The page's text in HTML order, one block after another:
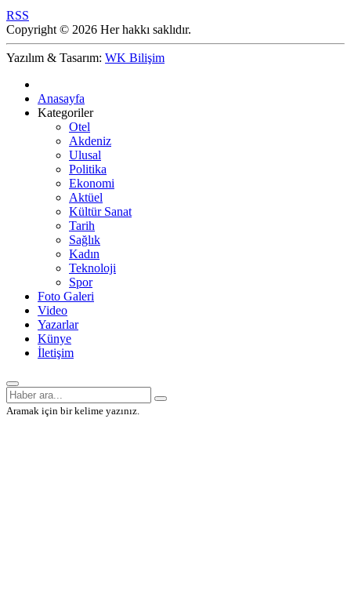
RSS
Copyright © 2026 Her hakkı saklıdır.
Yazılım & Tasarım: WK Bilişim
Anasayfa
Kategoriler
Otel
Akdeniz
Ulusal
Politika
Ekonomi
Aktüel
Kültür Sanat
Tarih
Sağlık
Kadın
Teknoloji
Spor
Foto Galeri
Video
Yazarlar
Künye
İletişim
Aramak için bir kelime yazınız.